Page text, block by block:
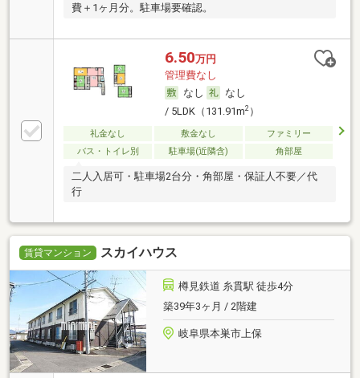
費＋1ヶ月分。駐車場要確認。
6.50万円
管理費なし
なし
なし
/ 5LDK（131.91m2）
礼金なし 敷金なし
ファミリー
バス・トイレ別
駐車場(近隣含) 角部屋
二人入居可・駐車場2台分・角部屋・保証人不要／代
行
賃貸マンション スカイハウス
樽見鉄道 糸貫駅 徒歩4分
築39年3ヶ月 / 2階建
岐阜県本巣市上保